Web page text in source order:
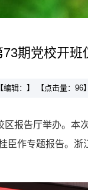
期党校开班
辑：】 【点击量： 96】
报告厅举办。本
作专题报告。浙